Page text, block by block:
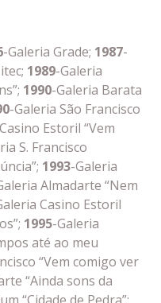
-Galeria Grade; 1987-
1989-Galeria
1990-Galeria Barata
-Galeria São Francisco
Estoril “Vem
S. Francisco
1993-Galeria
Almadarte “Nem
Casino Estoril
1995-Galeria
até ao meu
“Vem comigo ver
“Ainda sons da